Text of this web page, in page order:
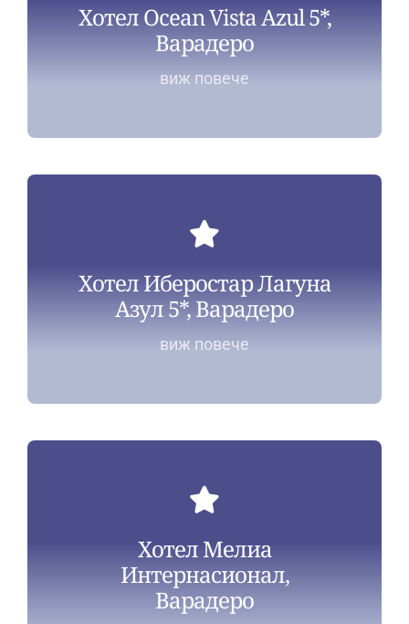
Хотел Ocean Vista Azul 5*,
Варадеро
виж повече
Хотел Иберостар Лагуна
Азул 5*, Варадеро
виж повече
Хотел Мелиа
Интернасионал,
Варадеро